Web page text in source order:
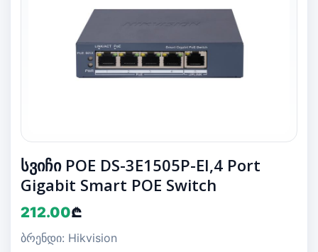
სვიჩი POE DS-3E1505P-EI,4 Port
Gigabit Smart POE Switch
212.00₾
ბრენდი: Hikvision